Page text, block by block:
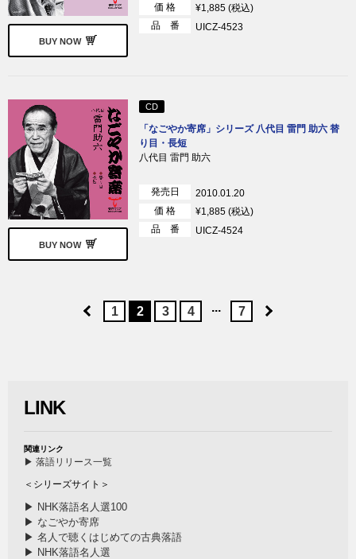
BUY NOW
価 格
¥1,885 (税込)
品 番
UICZ-4523
BUY NOW
CD
「なごやか寄席」シリーズ 八代目 雷門 助六 替
り目・長短
八代目 雷門 助六
発売日
2010.01.20
価 格
¥1,885 (税込)
品 番
UICZ-4524
1 2 3 4 ... 7
LINK
関連リンク
▶ 落語リリース一覧
＜シリーズサイト＞
▶ NHK落語名人選100
▶ なごやか寄席
▶ 名人で聴くはじめての古典落語
▶ NHK落語名人選